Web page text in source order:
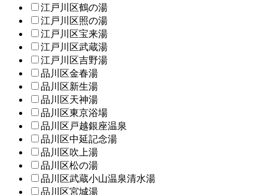
江戸川区鶴の湯
江戸川区照の湯
江戸川区宝来湯
江戸川区武蔵湯
江戸川区吉野湯
品川区金春湯
品川区新生湯
品川区天神湯
品川区東京浴場
品川区戸越銀座温泉
品川区中延記念湯
品川区吹上湯
品川区松の湯
品川区武蔵小山温泉清水湯
品川区宮城湯